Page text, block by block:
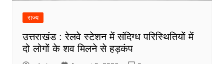
राज्य
उत्तराखंड : रेलवे स्टेशन में संदिग्ध परिस्थितियों में
दो लोगों के शव मिलने से हड़कंप